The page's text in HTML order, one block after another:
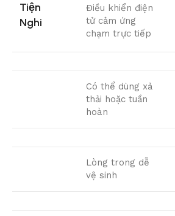
Tiện
Nghi
Điều khiển điện
tử cảm ứng
chạm trực tiếp
Có thể dùng xả
thải hoặc tuần
hoàn
Lòng trong dễ
vệ sinh